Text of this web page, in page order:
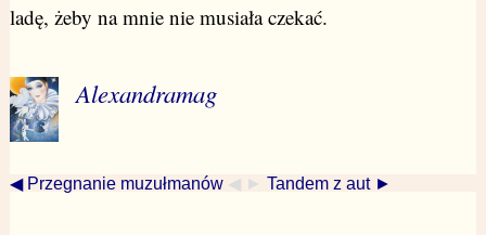
ladę, żeby na mnie nie musiała czekać.
Alexandramag
◀ Przegnanie muzułmanów ◀ ► Tandem z aut ►